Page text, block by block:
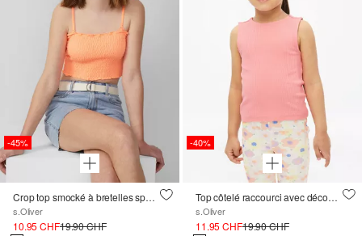
-45%
Crop top smocké à bretelles spaghetti amovibles
s.Oliver
10.95 CHF19.90 CHF
-40%
Top côtelé raccourci avec découpe
s.Oliver
11.95 CHF19.90 CHF